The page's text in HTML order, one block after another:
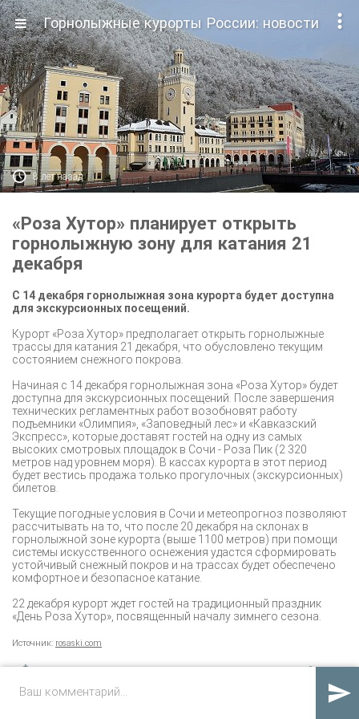

Горнолыжные курорты России: новости
 8 лет назад
«Роза Хутор» планирует открыть
горнолыжную зону для катания 21
декабря
С 14 декабря горнолыжная зона курорта будет доступна
для экскурсионных посещений.
Курорт «Роза Хутор» предполагает открыть горнолыжные
трассы для катания 21 декабря, что обусловлено текущим
состоянием снежного покрова.
Начиная с 14 декабря горнолыжная зона «Роза Хутор» будет
доступна для экскурсионных посещений. После завершения
технических регламентных работ возобновят работу
подъемники «Олимпия», «Заповедный лес» и «Кавказский
Экспресс», которые доставят гостей на одну из самых
высоких смотровых площадок в Сочи - Роза Пик (2 320
метров над уровнем моря). В кассах курорта в этот период
будет вестись продажа только прогулочных (экскурсионных)
билетов.
Текущие погодные условия в Сочи и метеопрогноз позволяют
рассчитывать на то, что после 20 декабря на склонах в
горнолыжной зоне курорта (выше 1100 метров) при помощи
системы искусственного оснежения удастся сформировать
устойчивый снежный покров и на трассах будет обеспечено
комфортное и безопасное катание.
22 декабря курорт ждет гостей на традиционный праздник
«День Роза Хутор», посвященный началу зимнего сезона.
Источник: rosaski.com
